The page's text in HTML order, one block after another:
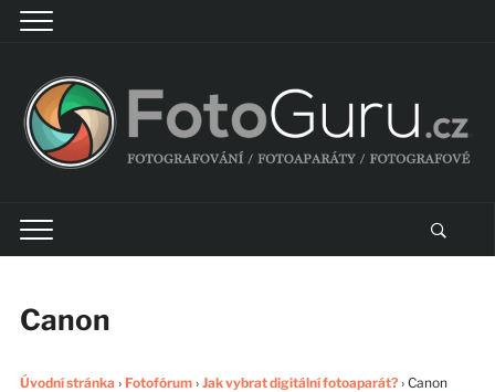
Canon
Úvodní stránka › Fotofórum › Jak vybrat digitální fotoaparát? › Canon